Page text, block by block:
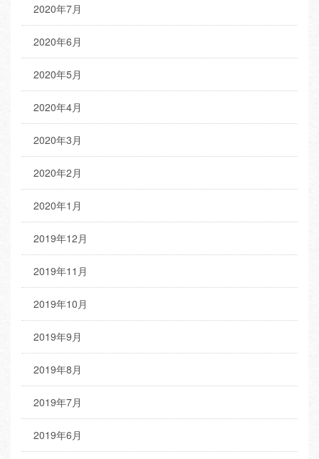
2020年7月
2020年6月
2020年5月
2020年4月
2020年3月
2020年2月
2020年1月
2019年12月
2019年11月
2019年10月
2019年9月
2019年8月
2019年7月
2019年6月